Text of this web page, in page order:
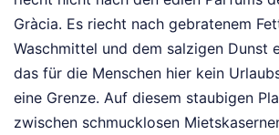
Gràcia. Es riecht nach gebratenem
Waschmittel und dem salzigen Dunst
das für die Menschen hier kein
eine Grenze. Auf diesem staubigen
zwischen schmucklosen